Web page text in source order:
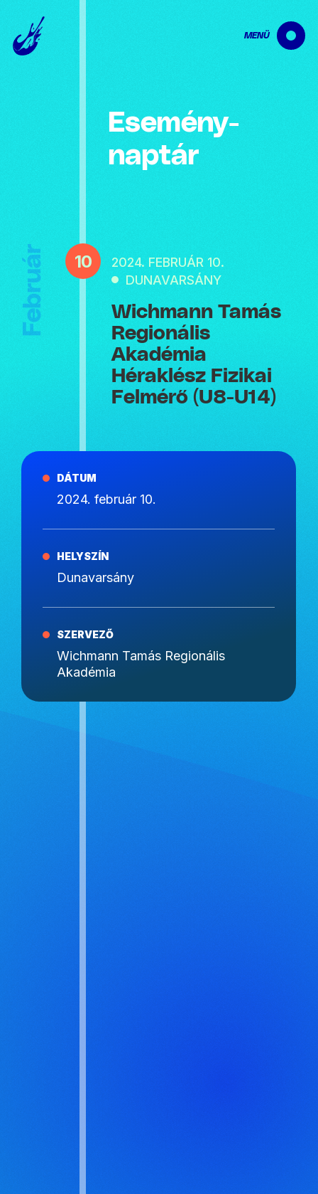
MENÜ
Esemény­
naptár
Február 10
2024. FEBRUÁR 10.
DUNAVARSÁNY
Wichmann Tamás
Regionális
Akadémia
Héraklész Fizikai
Felmérő (U8-U14)
DÁTUM
2024. február 10.
HELYSZÍN
Dunavarsány
SZERVEZŐ
Wichmann Tamás Regionális
Akadémia